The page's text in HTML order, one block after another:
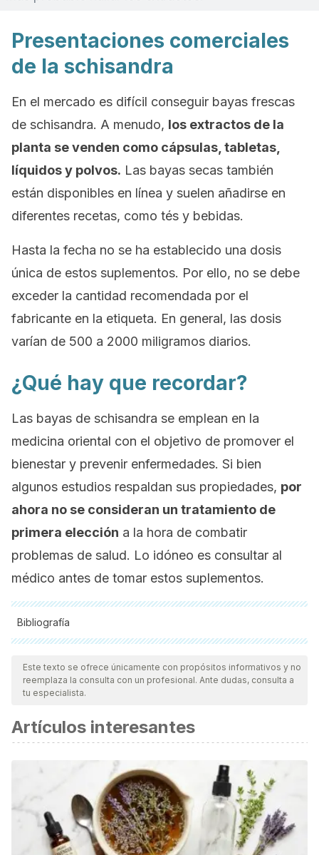
Presentaciones comerciales
de la schisandra
En el mercado es difícil conseguir bayas frescas
de schisandra. A menudo, los extractos de la
planta se venden como cápsulas, tabletas,
líquidos y polvos. Las bayas secas también
están disponibles en línea y suelen añadirse en
diferentes recetas, como tés y bebidas.
Hasta la fecha no se ha establecido una dosis
única de estos suplementos. Por ello, no se debe
exceder la cantidad recomendada por el
fabricante en la etiqueta. En general, las dosis
varían de 500 a 2000 miligramos diarios.
¿Qué hay que recordar?
Las bayas de schisandra se emplean en la
medicina oriental con el objetivo de promover el
bienestar y prevenir enfermedades. Si bien
algunos estudios respaldan sus propiedades, por
ahora no se consideran un tratamiento de
primera elección a la hora de combatir
problemas de salud. Lo idóneo es consultar al
médico antes de tomar estos suplementos.
Bibliografía
Todas las fuentes citadas fueron revisadas a profundidad por
nuestro equipo, para asegurar su calidad, confiabilidad,
vigencia y validez.La bibliografía de este artículo fue
científica.
Nowak A, Zakłos-Szyda M, Błasiak J, Nowak A, Zhang Z,
Schisandra chinensis(Turcz.) Baill. in
Human Health and Nutrition: A Review of Current
Knowledge and Therapeutic Perspectives.Nutrients
2019;11(2):333. Published 2019 Feb 4.
doi:10.3390/nu11020333
Este texto se ofrece únicamente con propósitos informativos y no
reemplaza la consulta con un profesional. Ante dudas, consulta a
tu especialista.
Artículos interesantes